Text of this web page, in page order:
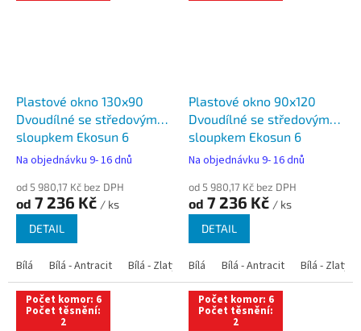
Plastové okno 130x90
Dvoudílné se středovým
sloupkem Ekosun 6
Na objednávku 9- 16 dnů
od 5 980,17 Kč bez DPH
od 7 236 Kč / ks
DETAIL
Bílá Bílá - Antracit Bílá - Zlatý dub Bílá - Tmavý dub Bílá -
Plastové okno 90x120
Dvoudílné se středovým
sloupkem Ekosun 6
Na objednávku 9- 16 dnů
od 5 980,17 Kč bez DPH
od 7 236 Kč / ks
DETAIL
Bílá Bílá - Antracit Bílá - Zlatý
Počet komor: 6
Počet těsnění:
2
Počet komor: 6
Počet těsnění:
2